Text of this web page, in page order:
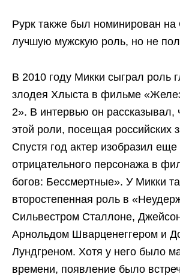
Рурк также был номинирован на
лучшую мужскую роль, но не
В 2010 году Микки сыграл роль
злодея Хлыста в фильме
2». В интервью он рассказывал,
этой роли, посещая российских
Спустя год актер изобразил еще
отрицательного персонажа в
богов: Бессмертные». У Микки
второстепенная роль в
Сильвестром Сталлоне,
Арнольдом Шварценеггером и
Лундгреном. Хотя у него было
времени, появление было